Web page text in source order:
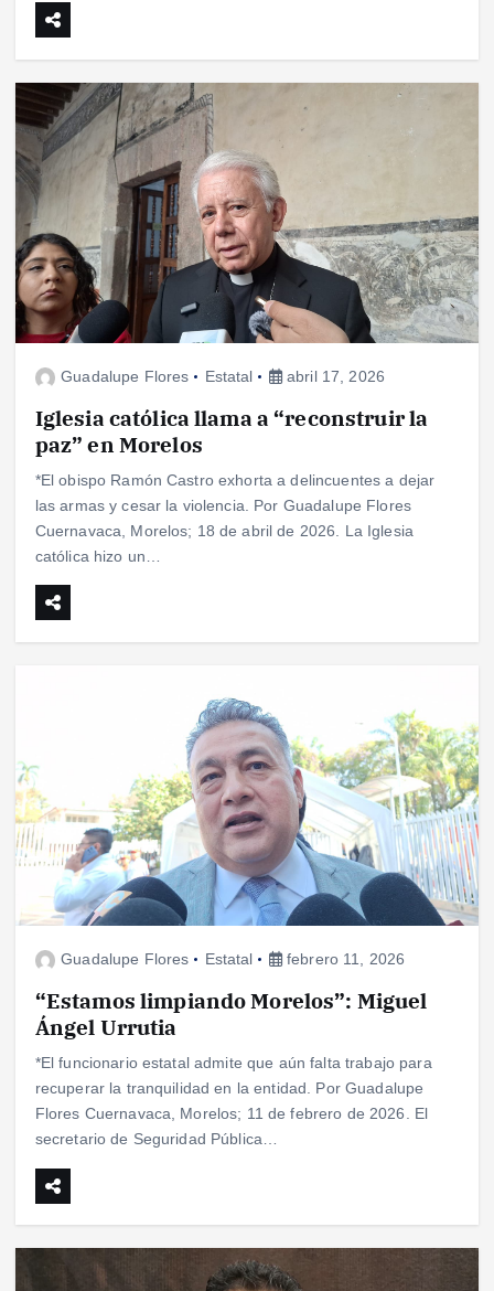
Guadalupe Flores Estatal abril 17, 2026
Iglesia católica llama a “reconstruir la
paz” en Morelos
*El obispo Ramón Castro exhorta a delincuentes a dejar
las armas y cesar la violencia. Por Guadalupe Flores
Cuernavaca, Morelos; 18 de abril de 2026. La Iglesia
católica hizo un…
Guadalupe Flores Estatal febrero 11, 2026
“Estamos limpiando Morelos”: Miguel
Ángel Urrutia
*El funcionario estatal admite que aún falta trabajo para
recuperar la tranquilidad en la entidad. Por Guadalupe
Flores Cuernavaca, Morelos; 11 de febrero de 2026. El
secretario de Seguridad Pública…